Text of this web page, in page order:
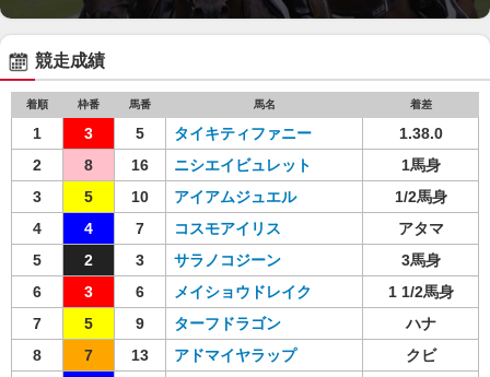
競走成績
着順 枠番 馬番 馬名 着差
1 3 5 タイキティファニー
1.38.0
2
8 16 ニシエイビュレット
1馬身
3
5 10 アイアムジュエル
1/2馬身
4
4 7 コスモアイリス
アタマ
5
2 3 サラノコジーン
3馬身
6
3 6 メイショウドレイク
1 1/2馬身
7
5 9 ターフドラゴン
ハナ
8
7 13 アドマイヤラップ
クビ